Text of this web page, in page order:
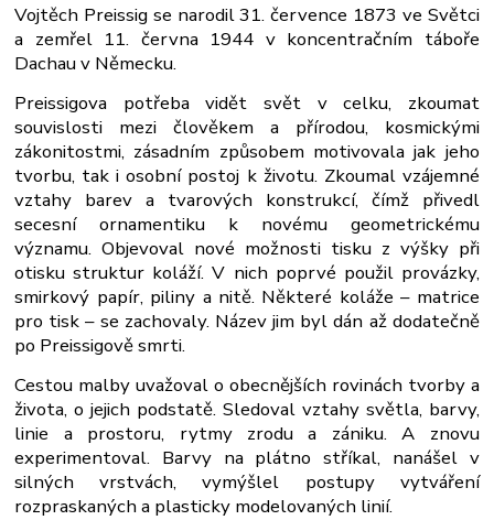
Vojtěch Preissig se narodil 31. července 1873 ve Světci
a zemřel 11. června 1944 v koncentračním táboře
Dachau v Německu.
Preissigova potřeba vidět svět v celku, zkoumat
souvislosti mezi člověkem a přírodou, kosmickými
zákonitostmi, zásadním způsobem motivovala jak jeho
tvorbu, tak i osobní postoj k životu. Zkoumal vzájemné
vztahy barev a tvarových konstrukcí, čímž přivedl
secesní ornamentiku k novému geometrickému
významu. Objevoval nové možnosti tisku z výšky při
otisku struktur koláží. V nich poprvé použil provázky,
smirkový papír, piliny a nitě. Některé koláže – matrice
pro tisk – se zachovaly. Název jim byl dán až dodatečně
po Preissigově smrti.
Cestou malby uvažoval o obecnějších rovinách tvorby a
života, o jejich podstatě. Sledoval vztahy světla, barvy,
linie a prostoru, rytmy zrodu a zániku. A znovu
experimentoval. Barvy na plátno stříkal, nanášel v
silných vrstvách, vymýšlel postupy vytváření
rozpraskaných a plasticky modelovaných linií.